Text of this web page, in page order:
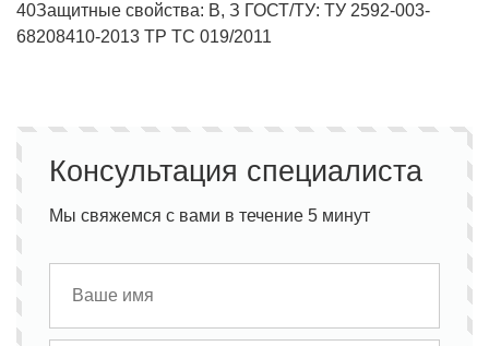
40Защитные свойства: В, З ГОСТ/ТУ: ТУ 2592-003-
68208410-2013 ТР ТС 019/2011
Консультация специалиста
Мы свяжемся с вами в течение 5 минут